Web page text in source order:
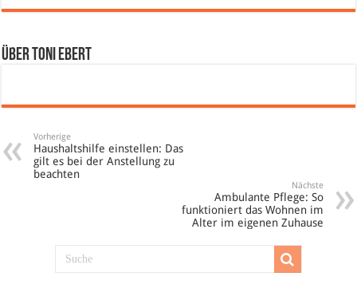
Über Toni Ebert
Vorherige
Haushaltshilfe einstellen: Das
gilt es bei der Anstellung zu
beachten
Nächste
Ambulante Pflege: So
funktioniert das Wohnen im
Alter im eigenen Zuhause